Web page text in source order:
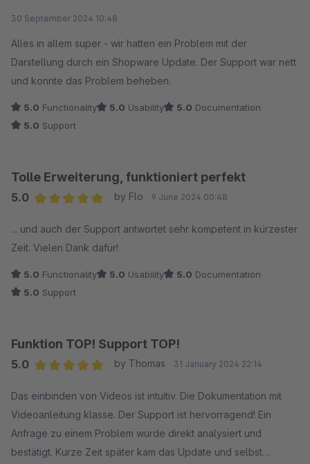
30 September 2024 10:48
Alles in allem super - wir hatten ein Problem mit der
Darstellung durch ein Shopware Update. Der Support war nett
und konnte das Problem beheben.
5.0 Functionality 5.0 Usability 5.0 Documentation
5.0 Support
Tolle Erweiterung, funktioniert perfekt
5.0
by Flo 9 June 2024 00:48
... und auch der Support antwortet sehr kompetent in kürzester
Zeit. Vielen Dank dafür!
5.0 Functionality 5.0 Usability 5.0 Documentation
5.0 Support
Funktion TOP! Support TOP!
5.0
by Thomas 31 January 2024 22:14
Das einbinden von Videos ist intuitiv. Die Dokumentation mit
Videoanleitung klasse. Der Support ist hervorragend! Ein
Anfrage zu einem Problem wurde direkt analysiert und
bestätigt. Kurze Zeit später kam das Update und selbst